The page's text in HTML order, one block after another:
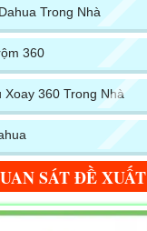
Trong Nhà
360
Xoay 360 Trong Nhà
SÁT ĐỀ XUẤT